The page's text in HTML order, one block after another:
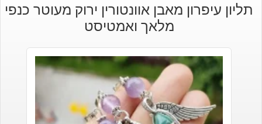
תליון עיפרון מאבן אוונטורין ירוק מעוטר כנפי
מלאך ואמטיסט